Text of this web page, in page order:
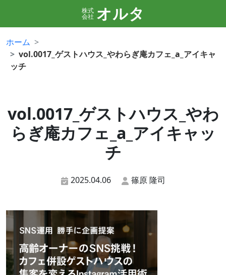
株式
会社 オルタ
ホーム
vol.0017_ゲストハウス_やわらぎ庵カフェ_a_アイキャ
ッチ
vol.0017_ゲストハウス_やわ
らぎ庵カフェ_a_アイキャッ
チ
2025.04.06 篠原 隆司